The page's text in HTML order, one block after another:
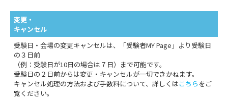
変更・
キャンセル
受験日・会場の変更キャンセルは、「受験者MY Page」より受験日
の３日前
（例：受験日が10日の場合は７日）まで可能です。
受験日の２日前からは変更・キャンセルが一切できかねます。
キャンセル処理の方法および手数料について、詳しくはこちら をご
覧ください。